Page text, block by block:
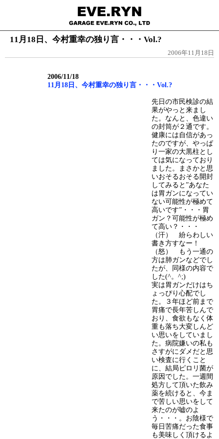
11月18日、今村重幸の独り言・・・Vol.?
2006年11月18日
2006/11/18
11月18日、今村重幸の独り言・・・Vol.?
先日の市民検診の結
果がやっと来まし
た。なんと、色違い
の封筒が２通です。
健康には自信があっ
たのですが、やっぱ
り一家の大黒柱とし
ては気になっており
ました。まさかと思
いおそるおそる開封
してみると”あなた
は胃ガンになってい
ない可能性が極めて
高いです”・・・胃
ガン？可能性が極め
て高い？・・・
（汗） 紛らわしい
書き方すなー！
（怒） もう一通の
方は肺ガンなどでし
たが、同様の内容で
した(^。^;)
実は胃ガンだけはち
ょっぴり心配でし
た。３年ほど前まで
胃痛で長年苦しんで
おり、食欲もなく体
重も落ち大変しんど
い思いをしていまし
た。病院嫌いの私も
さすがにダメだと思
い検査に行くこと
に、結局ピロリ菌が
原因でした。一週間
処方して頂いた飲み
薬を続けると、今ま
で苦しい思いをして
来たのが嘘のよ
う・・・。お陰様で
毎日苦痛だった食事
も美味しく頂けるよ